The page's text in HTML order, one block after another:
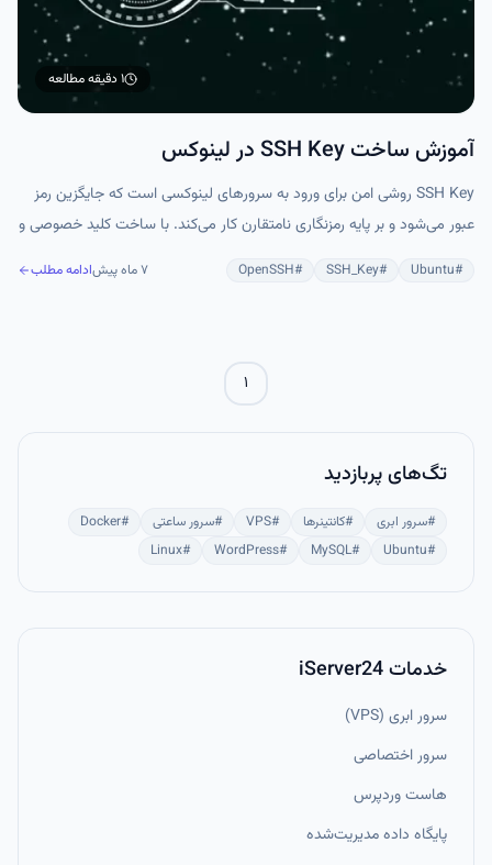
۱ دقیقه مطالعه
آموزش ساخت SSH Key در لینوکس
SSH Key روشی امن برای ورود به سرورهای لینوکسی است که جایگزین رمز
عبور می‌شود و بر پایه رمزنگاری نامتقارن کار می‌کند. با ساخت کلید خصوصی و
#
Ubuntu
#
SSH_Key
#
OpenSSH ۷ ماه پیش ادامه مطلب
۱
تگ‌های پربازدید
#سرور ابری #کانتینرها #
VPS
#سرور ساعتی #
Docker
#
Ubuntu
#
MySQL
#
WordPress
#
Linux
خدمات iServer24
سرور ابری (VPS)
سرور اختصاصی
هاست وردپرس
پایگاه داده مدیریت‌شده